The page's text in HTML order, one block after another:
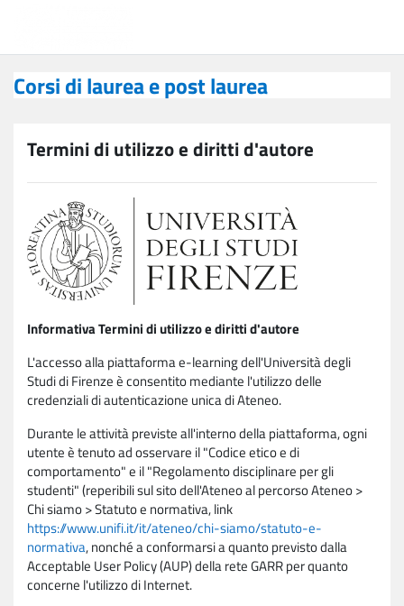
Corsi di laurea e post laurea
Termini di utilizzo e diritti d'autore
Informativa Termini di utilizzo e diritti d'autore
L'accesso alla piattaforma e-learning dell'Università degli
Studi di Firenze è consentito mediante l'utilizzo delle
credenziali di autenticazione unica di Ateneo.
Durante le attività previste all'interno della piattaforma, ogni
utente è tenuto ad osservare il "Codice etico e di
comportamento" e il "Regolamento disciplinare per gli
studenti" (reperibili sul sito dell'Ateneo al percorso Ateneo >
Chi siamo > Statuto e normativa, link
https://www.unifi.it/it/ateneo/chi-siamo/statuto-e-
normativa, nonché a conformarsi a quanto previsto dalla
Acceptable User Policy (AUP) della rete GARR per quanto
concerne l'utilizzo di Internet.